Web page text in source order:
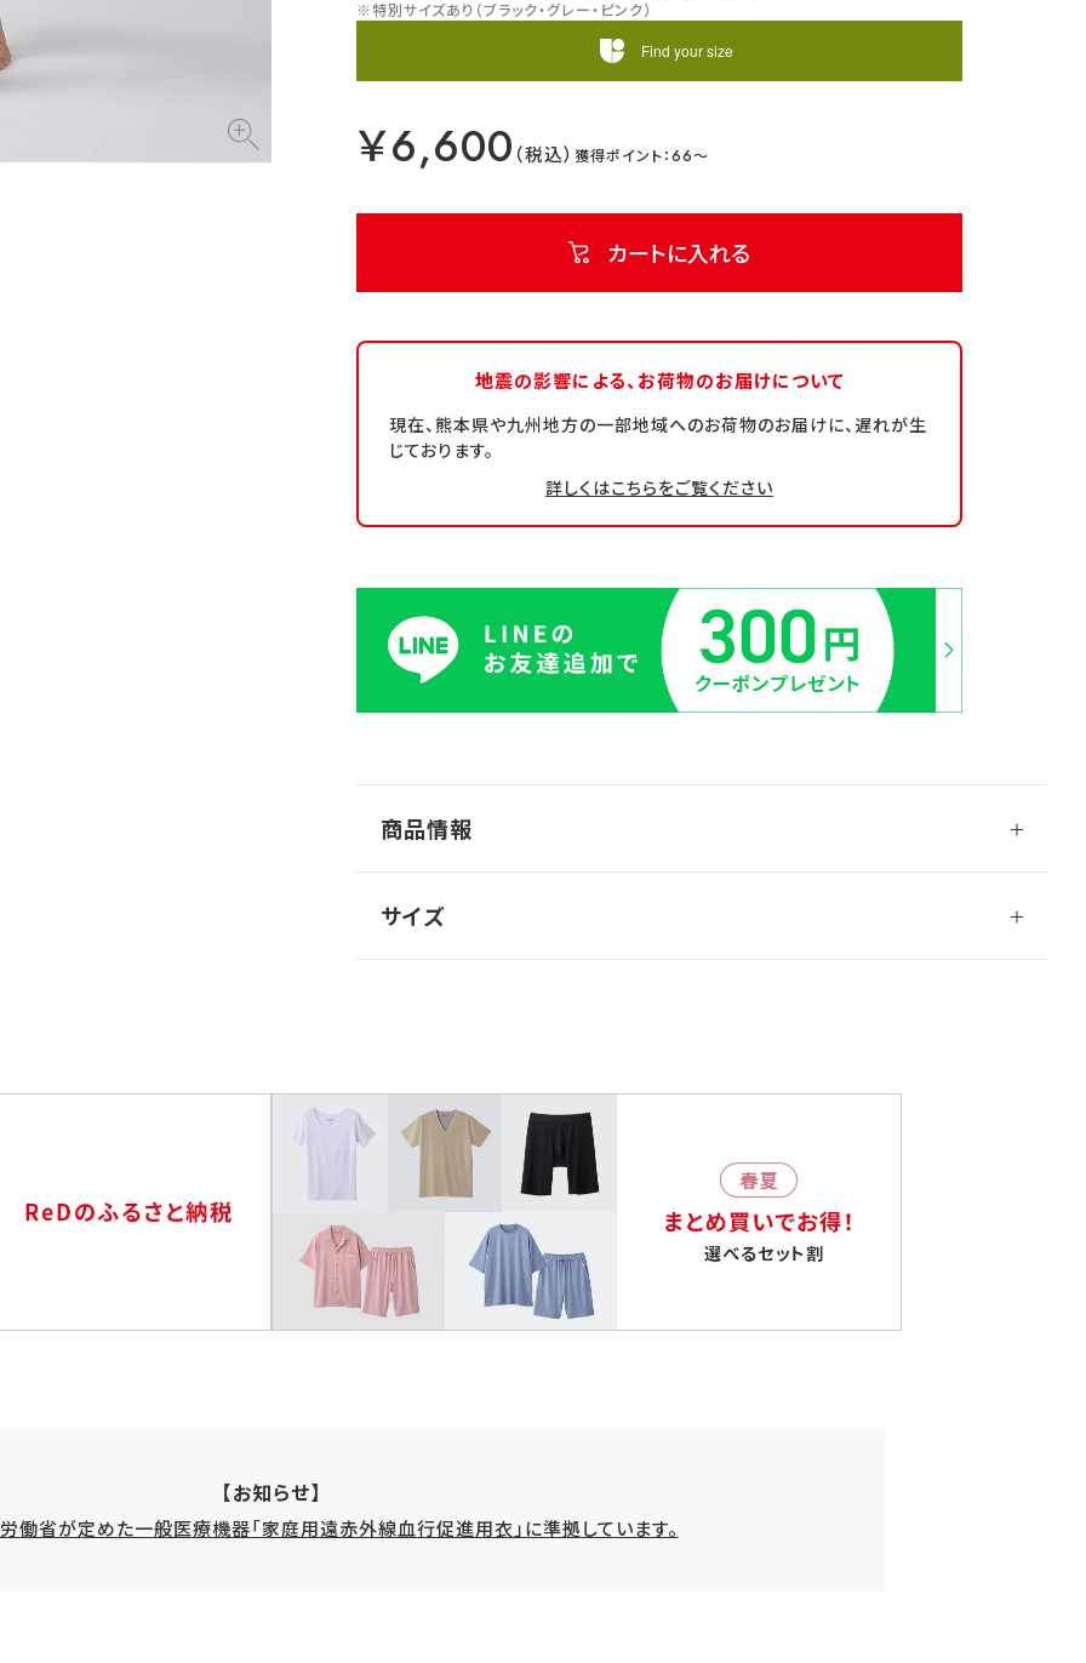
￥6,600 66
カートに入れる
※特別サイズあり（ブラック・グレー・ピンク）
Find your size
地震の影響による、 お荷物のお届けについて
現在、熊本県や九州地方の一部地域へのお荷物のお届けに、遅れが生
じております。
詳しくはこちらをご覧ください
商品情報
サイズ
【お知らせ】
働省が定めた一般医療機器「家庭用遠赤外線血行促進用衣」に準拠しています。